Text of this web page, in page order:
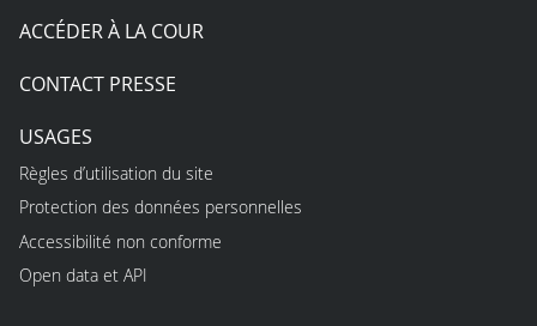
ACCÉDER À LA COUR
CONTACT PRESSE
USAGES
Règles d’utilisation du site
Protection des données personnelles
Accessibilité non conforme
Open data et API